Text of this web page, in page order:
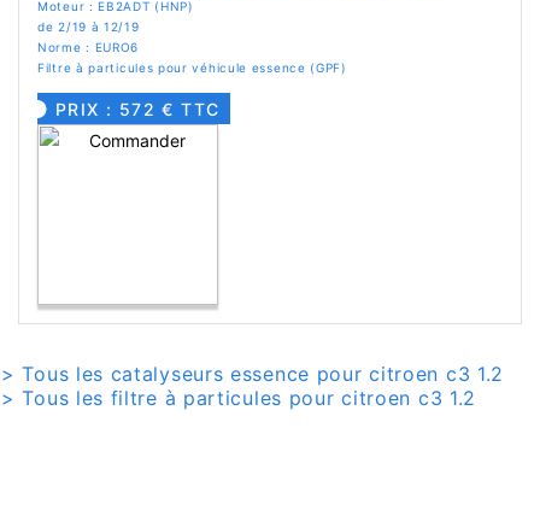
Moteur : EB2ADT (HNP)
de 2/19 à 12/19
Norme : EURO6
Filtre à particules pour véhicule essence (GPF)
PRIX : 572 € TTC
> Tous les catalyseurs essence pour citroen c3 1.2
> Tous les filtre à particules pour citroen c3 1.2